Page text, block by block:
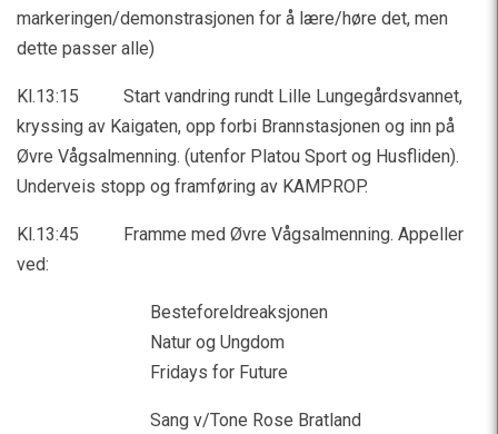
markeringen/demonstrasjonen for å lære/høre det, men
dette passer alle)
Kl.13:15 Start vandring rundt Lille Lungegårdsvannet,
kryssing av Kaigaten, opp forbi Brannstasjonen og inn på
Øvre Vågsalmenning. (utenfor Platou Sport og Husfliden).
Underveis stopp og framføring av KAMPROP.
Kl.13:45 Framme med Øvre Vågsalmenning. Appeller
ved:
Besteforeldreaksjonen
Natur og Ungdom
Fridays for Future
Sang v/Tone Rose Bratland